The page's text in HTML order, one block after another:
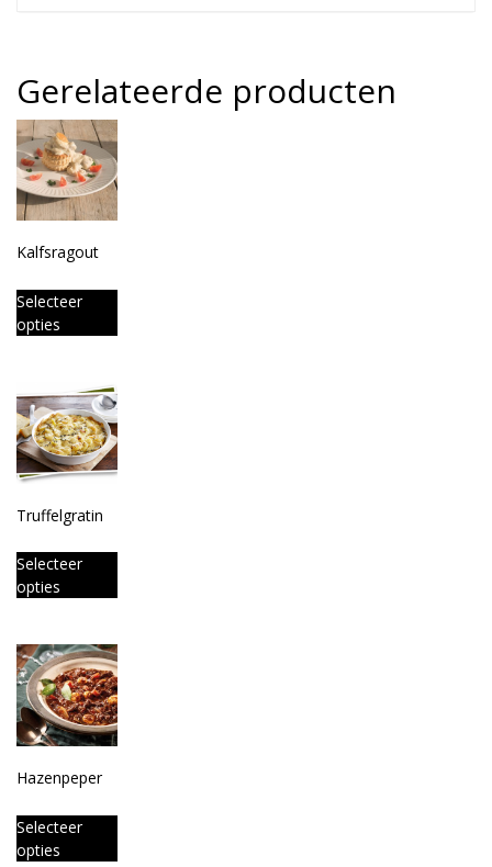
Gerelateerde producten
Kalfsragout
Selecteer
opties
Truffelgratin
Selecteer
opties
Hazenpeper
Selecteer
opties